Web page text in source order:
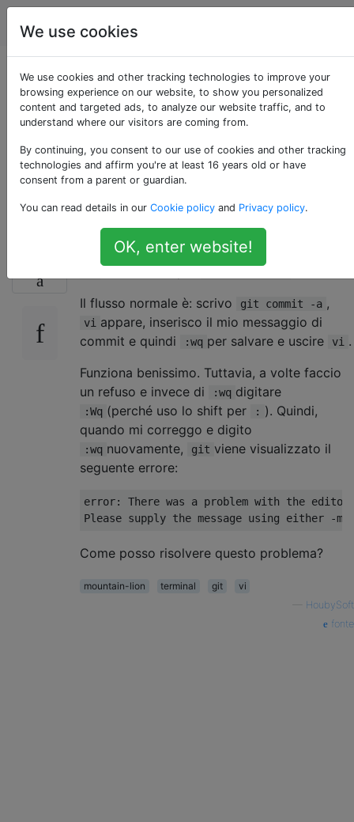
Apple
errore: si è verificato
un problema con
l'editor "vi" durante
l'utilizzo con git
Ho questo strano problema con l'utilizzo
come editor per
Il flusso normale è: scrivo
git commit -a ,
vi appare, inserisco il mio messaggio di
commit e quindi
:wq per salvare e uscire vi .
Funziona benissimo. Tuttavia, a volte faccio
un refuso e invece di
:wq digitare
:Wq (perché uso lo shift per : ). Quindi,
quando mi correggo e digito
:wq nuovamente, git viene visualizzato il
seguente errore:
error: There was a problem with the
Please supply the message using either -m
Come posso risolvere questo problema?
mountain-lion terminal git
vi
HoubySoft
fonte
We use cookies
We use cookies and other tracking technologies to improve your
browsing experience on our website, to show you personalized
content and targeted ads, to analyze our website traffic, and to
understand where our visitors are coming from.
By continuing, you consent to our use of cookies and other tracking
technologies and affirm you're at least 16 years old or have
consent from a parent or guardian.
You can read details in our Cookie policy and Privacy policy.
OK, enter website!